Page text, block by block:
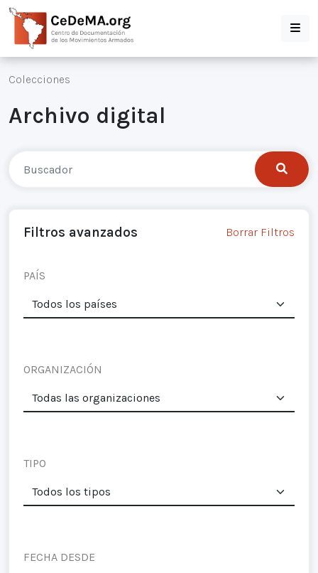
Colecciones
Archivo digital
Filtros avanzados Borrar Filtros
PAÍS
ORGANIZACIÓN
TIPO
FECHA DESDE